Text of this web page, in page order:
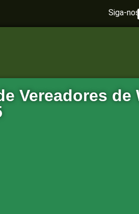
Siga-nos
Vereadores de